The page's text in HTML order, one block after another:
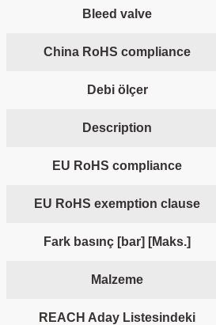
Bleed valve
China RoHS compliance
Debi ölçer
Description
EU RoHS compliance
EU RoHS exemption clause
Fark basınç [bar] [Maks.]
Malzeme
REACH Aday Listesindeki